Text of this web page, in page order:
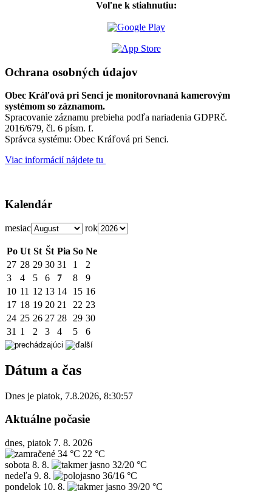
Voľne k stiahnutiu:
Ochrana osobných údajov
Obec Kráľová pri Senci je monitorovnaná kamerovým
systémom so záznamom.
Spracovanie záznamu prebieha podľa nariadenia GDPRč.
2016/679, čl. 6 písm. f.
Správca systému: Obec Kráľová pri Senci.
Viac informácií nájdete tu
Kalendár
mesiac rok
Po Ut St Št Pia So Ne
27 28 29 30 31 1
2
3
4 5 6 7 8
9
10 11 12 13 14 15 16
17 18 19 20 21 22 23
24 25 26 27 28 29 30
31 1 2 3 4 5 6
Dátum a čas
Dnes je piatok, 7.8.2026, 8:30:57
Aktuálne počasie
dnes, piatok 7. 8. 2026
34 °C 22 °C
sobota 8. 8.
32/20 °C
nedeľa 9. 8.
36/16 °C
pondelok 10. 8. 39/20 °C